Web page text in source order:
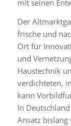
mit seinen
Der
frische und
Ort für
und
Haustechnik
verdichteten,
kann
In
Ansatz